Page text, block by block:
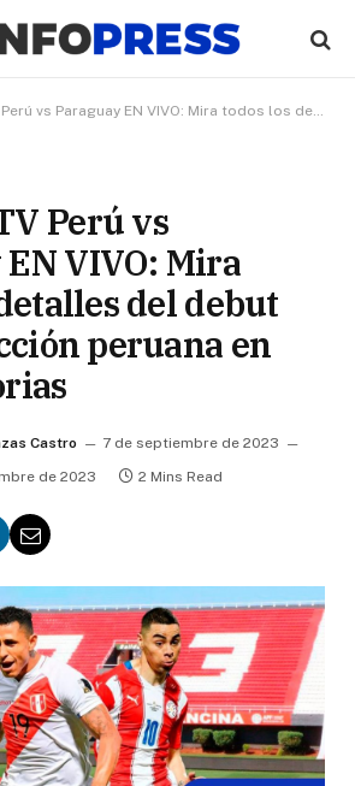
EN VIVO: Mira todos los detalles del debut de la selección peruana en Eliminatorias
Perú vs
VIVO: Mira
del debut
peruana en
Castro
7 de septiembre de 2023
de 2023 2 Mins Read